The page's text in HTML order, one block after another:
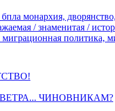
монархия,
/ знаменитая /
миграционная политика,
ЧИНОВНИКАМ?